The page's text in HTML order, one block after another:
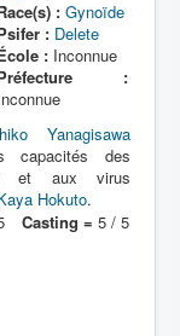
: Gynoïde
: Delete
:Inconnue
:
Yanagisawa
capacités des
et aux virus
Hokuto.
Casting = 5 / 5